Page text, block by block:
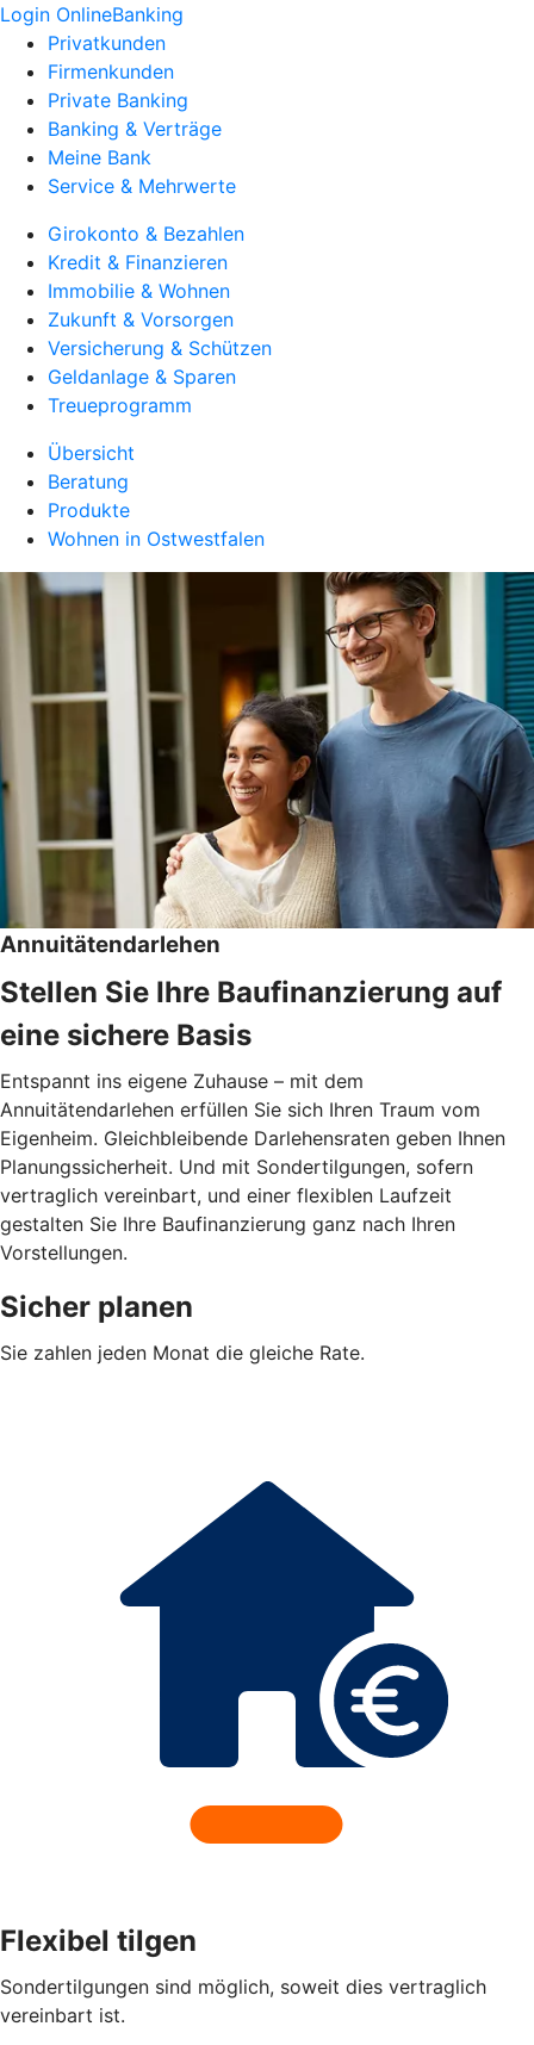
Login OnlineBanking
Privatkunden
Firmenkunden
Private Banking
Banking & Verträge
Meine Bank
Service & Mehrwerte
Girokonto & Bezahlen
Kredit & Finanzieren
Immobilie & Wohnen
Zukunft & Vorsorgen
Versicherung & Schützen
Geldanlage & Sparen
Treueprogramm
Übersicht
Beratung
Produkte
Wohnen in Ostwestfalen
Annuitätendarlehen
Stellen Sie Ihre Baufinanzierung auf
eine sichere Basis
Entspannt ins eigene Zuhause – mit dem
Annuitätendarlehen erfüllen Sie sich Ihren Traum vom
Eigenheim. Gleichbleibende Darlehensraten geben Ihnen
Planungssicherheit. Und mit Sondertilgungen, sofern
vertraglich vereinbart, und einer flexiblen Laufzeit
gestalten Sie Ihre Baufinanzierung ganz nach Ihren
Vorstellungen.
Sicher planen
Sie zahlen jeden Monat die gleiche Rate.
Flexibel tilgen
Sondertilgungen sind möglich, soweit dies vertraglich
vereinbart ist.